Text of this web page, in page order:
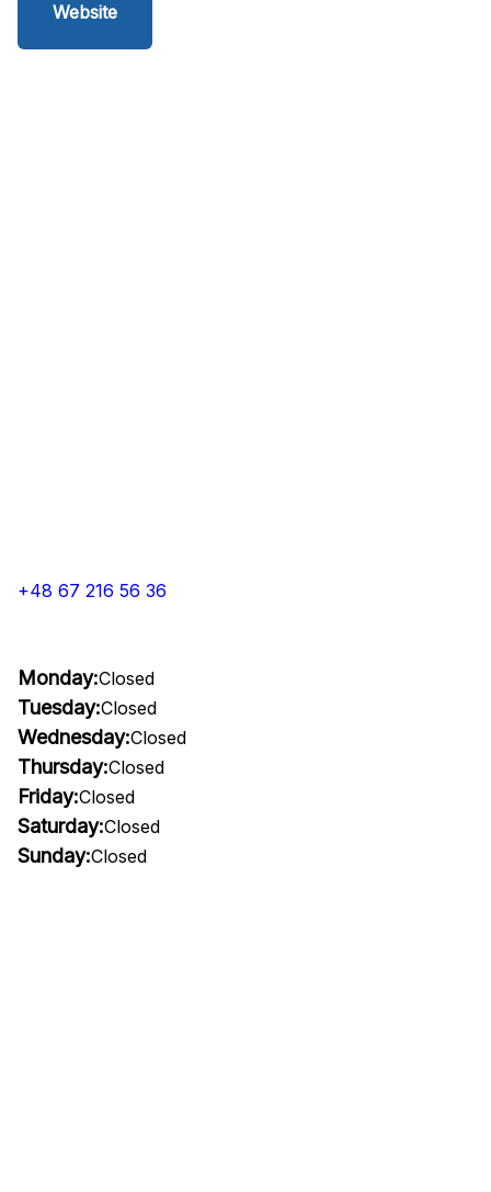
Website
+48 67 216 56 36
Monday:Closed
Tuesday:Closed
Wednesday:Closed
Thursday:Closed
Friday:Closed
Saturday:Closed
Sunday:Closed